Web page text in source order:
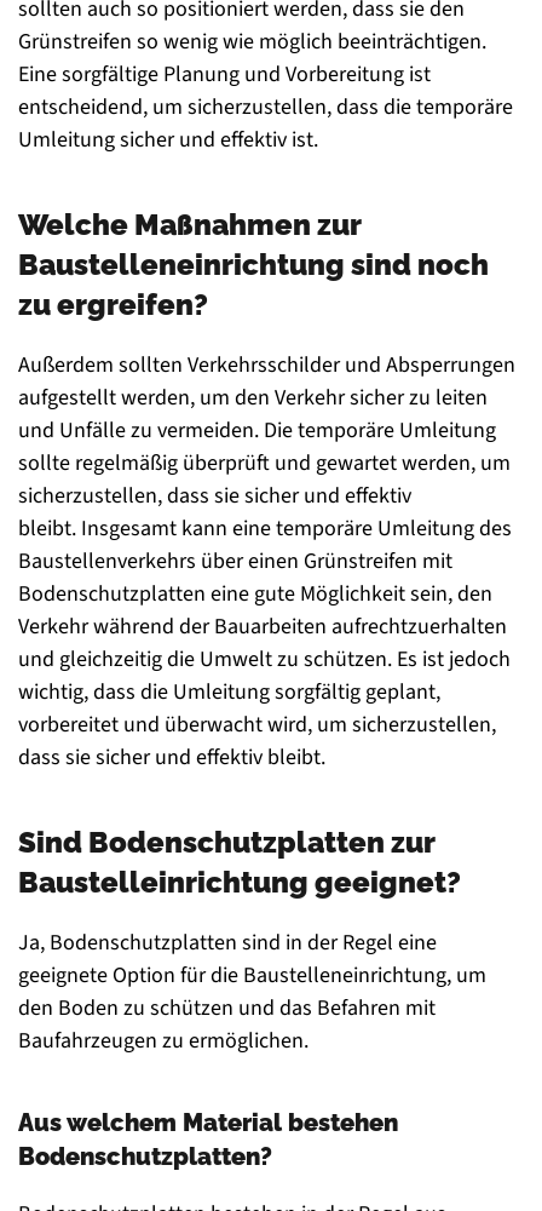
sollten auch so positioniert werden, dass sie den
Grünstreifen so wenig wie möglich beeinträchtigen.
Eine sorgfältige Planung und Vorbereitung ist
entscheidend, um sicherzustellen, dass die temporäre
Umleitung sicher und effektiv ist.
Welche Maßnahmen zur
Baustelleneinrichtung sind noch
zu ergreifen?
Außerdem sollten Verkehrsschilder und Absperrungen
aufgestellt werden, um den Verkehr sicher zu leiten
und Unfälle zu vermeiden. Die temporäre Umleitung
sollte regelmäßig überprüft und gewartet werden, um
sicherzustellen, dass sie sicher und effektiv
bleibt. Insgesamt kann eine temporäre Umleitung des
Baustellenverkehrs über einen Grünstreifen mit
Bodenschutzplatten eine gute Möglichkeit sein, den
Verkehr während der Bauarbeiten aufrechtzuerhalten
und gleichzeitig die Umwelt zu schützen. Es ist jedoch
wichtig, dass die Umleitung sorgfältig geplant,
vorbereitet und überwacht wird, um sicherzustellen,
dass sie sicher und effektiv bleibt.
Sind Bodenschutzplatten zur
Baustelleinrichtung geeignet?
Ja, Bodenschutzplatten sind in der Regel eine
geeignete Option für die Baustelleneinrichtung, um
den Boden zu schützen und das Befahren mit
Baufahrzeugen zu ermöglichen.
Aus welchem Material bestehen
Bodenschutzplatten?